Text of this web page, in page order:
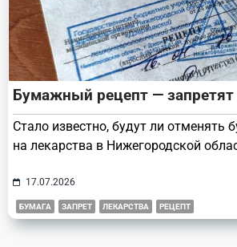
Бумажный рецепт — запретят
Стало известно, будут ли отменять
на лекарства в Нижегородской
17.07.2026
БУМАГА ЗАПРЕТ ЛЕКАРСТВА РЕЦЕПТ